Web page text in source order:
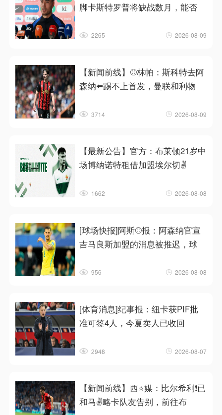
脚卡斯特罗普将缺战数月，能否
2265 2026-08-09
【新闻前线】⚾林帕：斯科特去阿
森纳⬅️踢不上首发，曼联和利物
3714 2026-08-09
【最新公告】官方：布莱顿21岁中
场博纳诺特租借加盟埃尔切✌️
1662 2026-08-08
[球场快报]阿斯⚾报：阿森纳官宣
吉马良斯加盟的消息被推迟，球
956 2026-08-08
[体育消息]纪事报：纽卡获PIF批
准可签4人，今夏卖人已收回
2948 2026-08-07
【新闻前线】西⭐媒：比尔希利❗已
和马✌️略卡队友告别，前往布